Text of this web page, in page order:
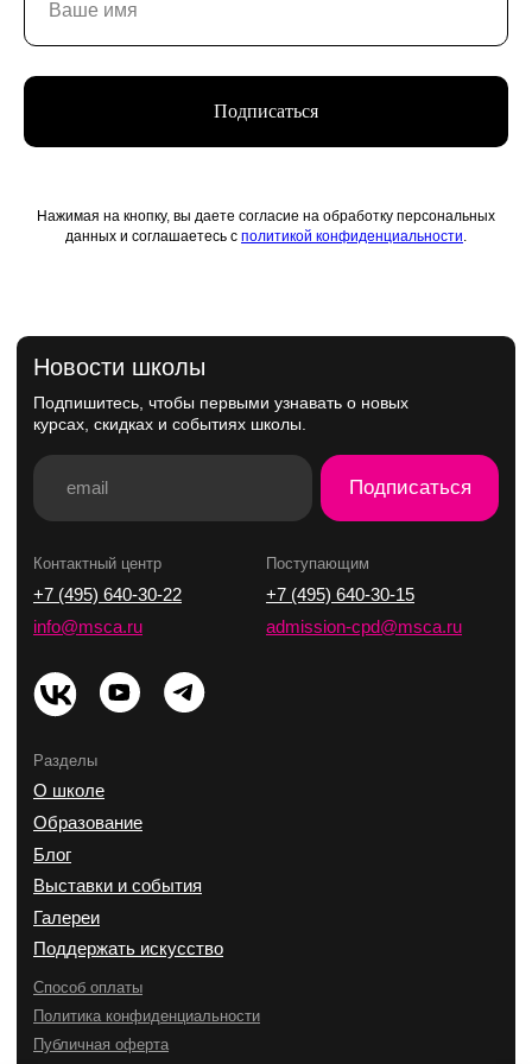
Подписаться
Нажимая на кнопку, вы даете согласие на обработку персональных
данных и соглашаетесь с политикой конфиденциальности